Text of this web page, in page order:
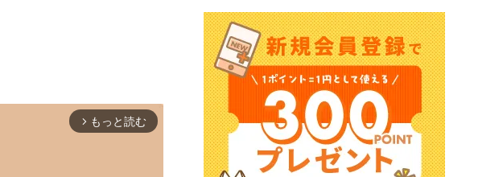
arrow_forward_ios もっと読む